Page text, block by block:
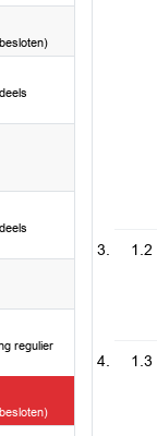
regulier
1.2
1.3